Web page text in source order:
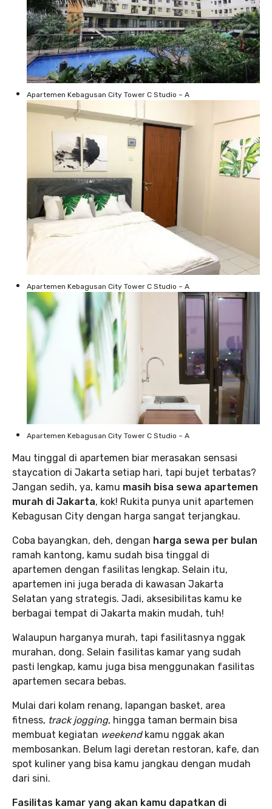
Apartemen Kebagusan City Tower C Studio – A
Apartemen Kebagusan City Tower C Studio – A
Apartemen Kebagusan City Tower C Studio – A
Mau tinggal di apartemen biar merasakan sensasi
staycation di Jakarta setiap hari, tapi bujet terbatas?
Jangan sedih, ya, kamu masih bisa sewa apartemen
murah di Jakarta, kok! Rukita punya unit apartemen
Kebagusan City dengan harga sangat terjangkau.
Coba bayangkan, deh, dengan harga sewa per bulan
ramah kantong, kamu sudah bisa tinggal di
apartemen dengan fasilitas lengkap. Selain itu,
apartemen ini juga berada di kawasan Jakarta
Selatan yang strategis. Jadi, aksesibilitas kamu ke
berbagai tempat di Jakarta makin mudah, tuh!
Walaupun harganya murah, tapi fasilitasnya nggak
murahan, dong. Selain fasilitas kamar yang sudah
pasti lengkap, kamu juga bisa menggunakan fasilitas
apartemen secara bebas.
Mulai dari kolam renang, lapangan basket, area
fitness, track jogging, hingga taman bermain bisa
membuat kegiatan weekendkamu nggak akan
membosankan. Belum lagi deretan restoran, kafe, dan
spot kuliner yang bisa kamu jangkau dengan mudah
dari sini.
Fasilitas kamar yang akan kamu dapatkan di